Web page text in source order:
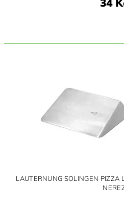
LAUTERNUNG SOLINGEN PIZZA